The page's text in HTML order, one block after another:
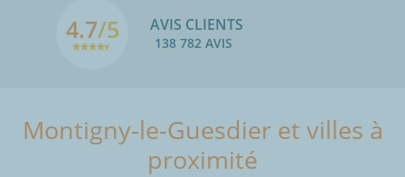
4.7/5 AVIS CLIENTS
138 782 AVIS
Montigny-le-Guesdier et villes à
proximité